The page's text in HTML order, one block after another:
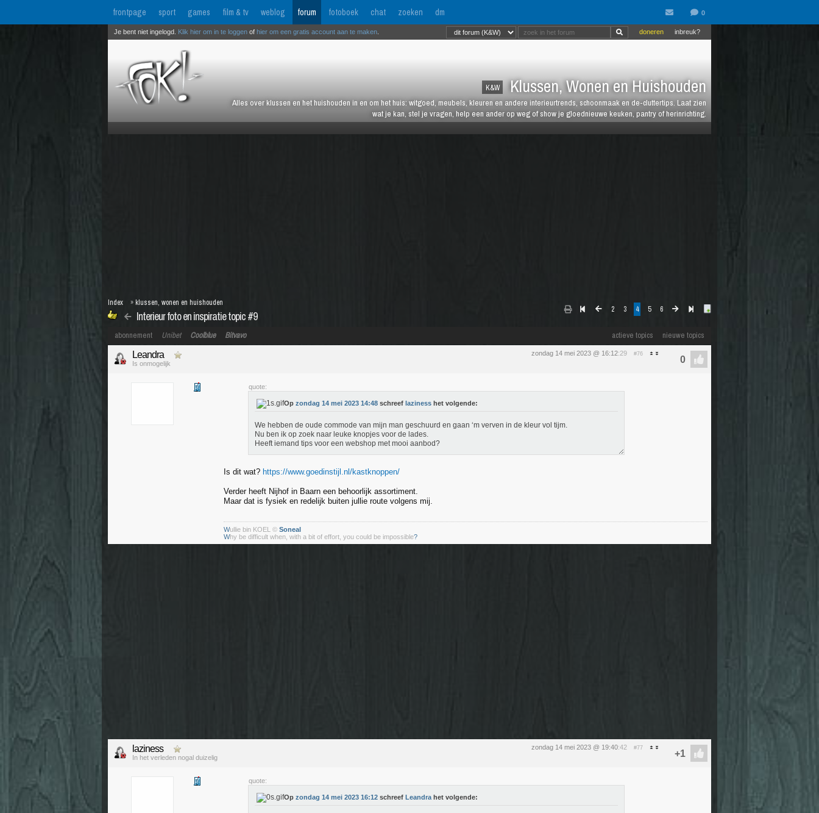
frontpage sport games film & tv weblog forum fotoboek chat zoeken dm
K&W Klussen, Wonen en Huishouden
Alles over klussen en het huishouden in en om het huis: witgoed, meubels, kleuren en andere interieurtrends, schoonmaak en de-cluttertips. Laat zien
wat je kan, stel je vragen, help een ander op weg of show je gloednieuwe keuken, pantry of herinrichting.
inbreuk?
doneren
Je bent niet ingelogd. Klik hier om in te loggen of hier om een gratis account aan te maken
2 3 4 5 6
Interieur foto en inspiratie topic #9
Index »klussen, wonen en huishouden
actieve topics nieuwe topics
abonnement Unibet Coolblue Bitvavo
zondag 14 mei 2023 @ 16:12:29 #76
Leandra
Is onmogelijk
quote:
Op zondag 14 mei 2023 14:48 schreef laziness het volgende:
We hebben de oude commode van mijn man geschuurd en gaan ‘m verven in de kleur vol tijm.
Nu ben ik op zoek naar leuke knopjes voor de lades.
Heeft iemand tips voor een webshop met mooi aanbod?
Is dit wat? https://www.goedinstijl.nl/kastknoppen/
Verder heeft Nijhof in Baarn een behoorlijk assortiment.
Maar dat is fysiek en redelijk buiten jullie route volgens mij.
Wullie bin KOEL © Soneal
Why be difficult when, with a bit of effort, you could be impossible?
zondag 14 mei 2023 @ 19:40:42 #77
laziness
In het verleden nogal duizelig
quote:
Op zondag 14 mei 2023 16:12 schreef Leandra het volgende: